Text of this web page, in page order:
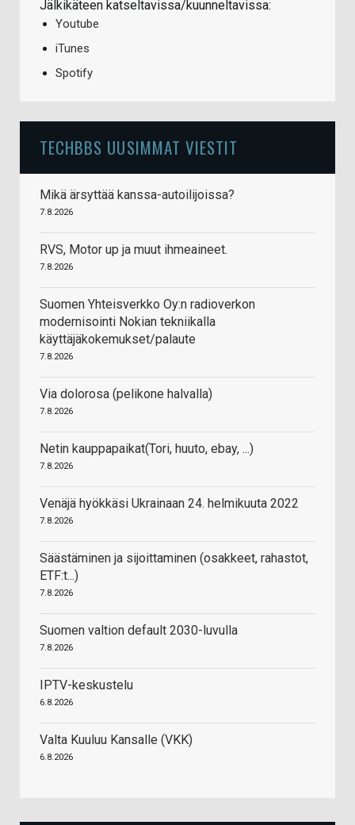
Jälkikäteen katseltavissa/kuunneltavissa:
Youtube
iTunes
Spotify
TECHBBS UUSIMMAT VIESTIT
Mikä ärsyttää kanssa-autoilijoissa?
7.8.2026
RVS, Motor up ja muut ihmeaineet.
7.8.2026
Suomen Yhteisverkko Oy:n radioverkon
modernisointi Nokian tekniikalla
käyttäjäkokemukset/palaute
7.8.2026
Via dolorosa (pelikone halvalla)
7.8.2026
Netin kauppapaikat(Tori, huuto, ebay, ...)
7.8.2026
Venäjä hyökkäsi Ukrainaan 24. helmikuuta 2022
7.8.2026
Säästäminen ja sijoittaminen (osakkeet, rahastot,
ETF:t...)
7.8.2026
Suomen valtion default 2030-luvulla
7.8.2026
IPTV-keskustelu
6.8.2026
Valta Kuuluu Kansalle (VKK)
6.8.2026